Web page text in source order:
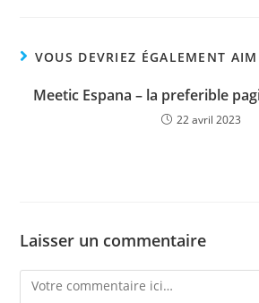
VOUS DEVRIEZ ÉGALEMENT
Meetic Espana – la preferible
22 avril 2023
Laisser un commentaire
Comment